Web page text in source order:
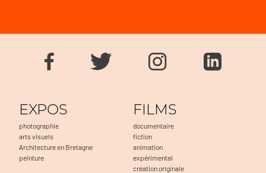
EXPOS
photographie
arts visuels
Architecture en Bretagne
peinture
FILMS
documentaire
fiction
animation
expérimental
création originale